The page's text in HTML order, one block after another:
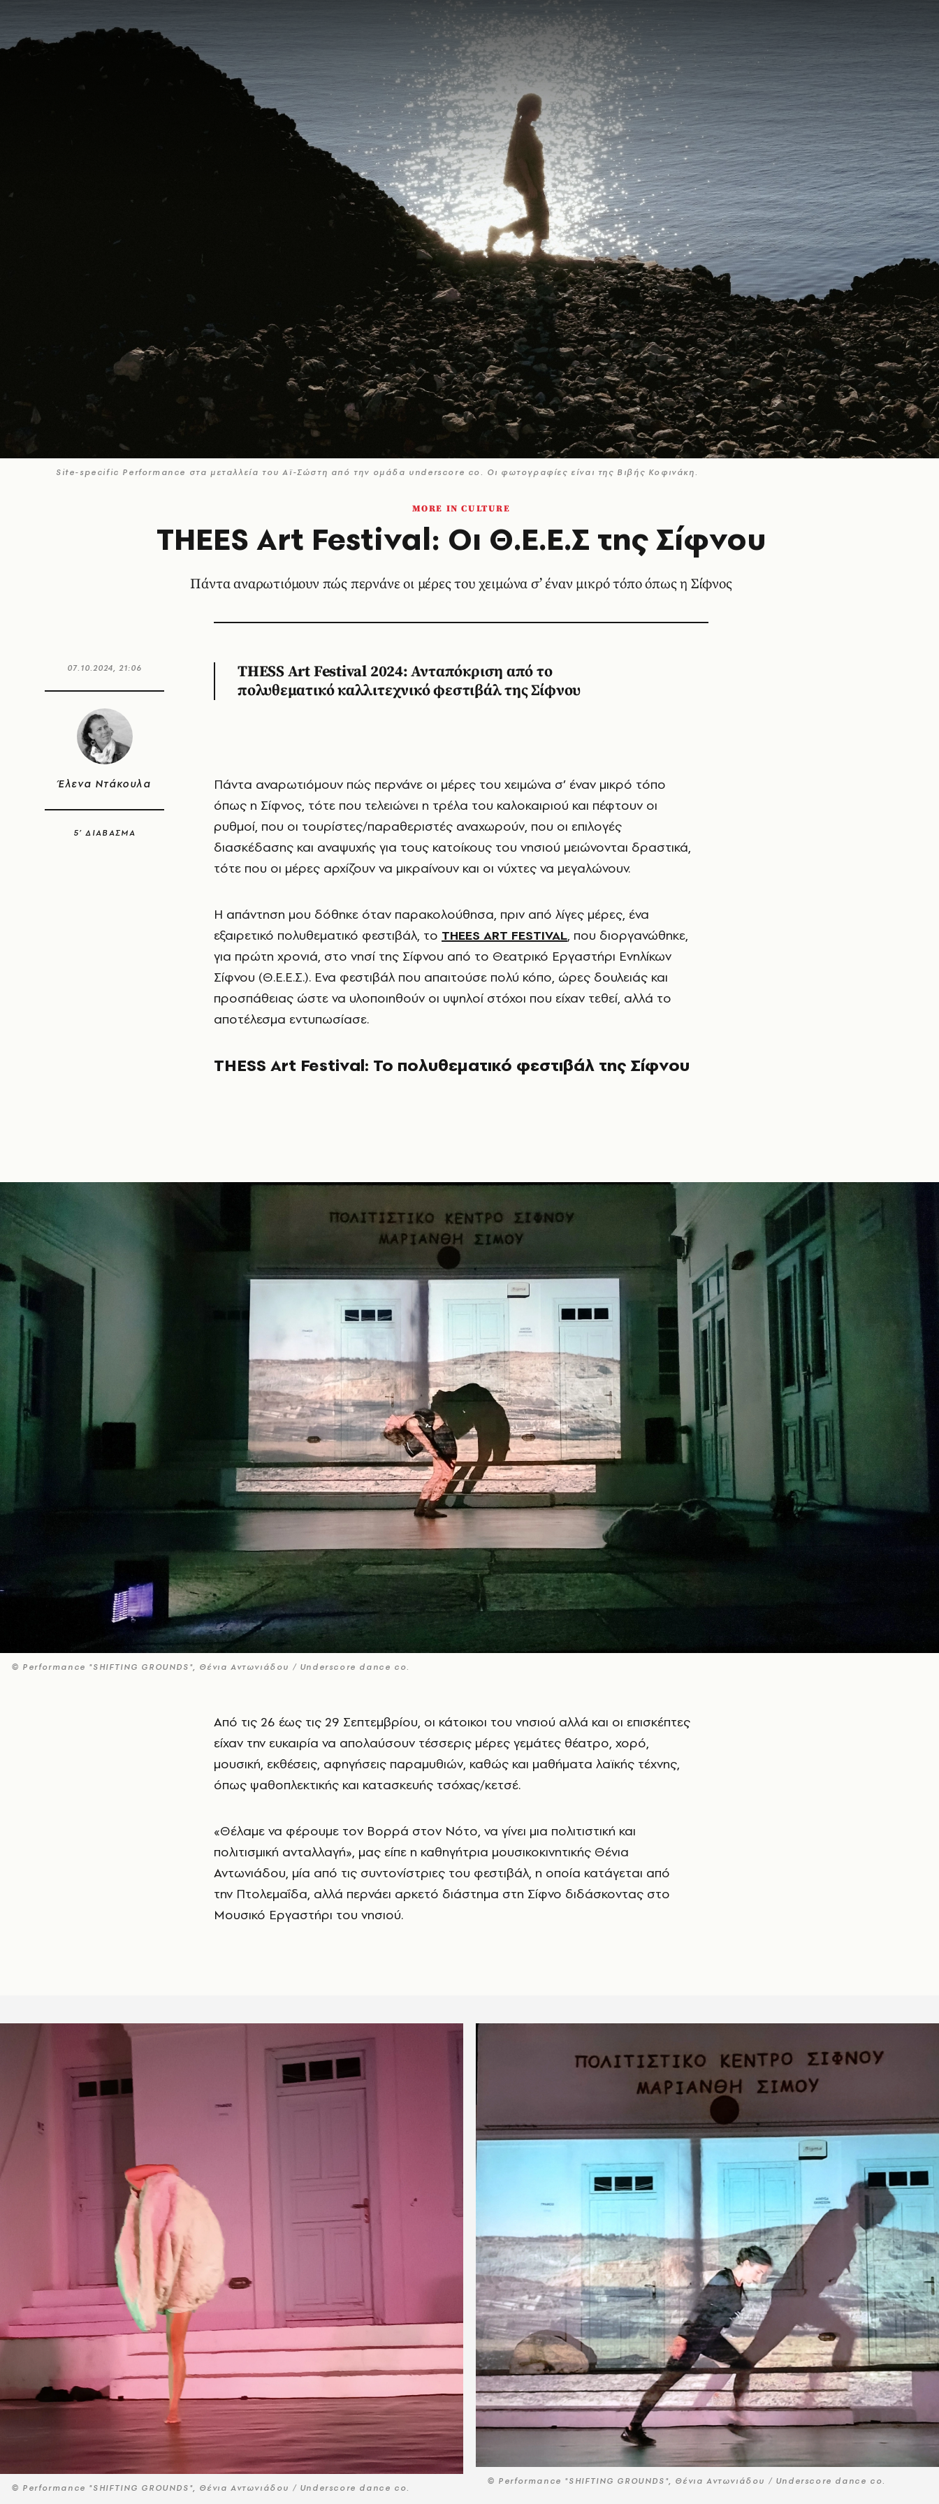
Site-specific Performance στα μεταλλεία του Αϊ-Σώστη από την ομάδα underscore co. Oι φωτογραφίες είναι της Βιβής Κοφινάκη.
MORE IN CULTURE
THEES Art Festival: Οι Θ.Ε.Ε.Σ της Σίφνου
Πάντα αναρωτιόμουν πώς περνάνε οι μέρες του χειμώνα σ’ έναν μικρό τόπο όπως η Σίφνος
07.10.2024, 21:06
Έλενα Ντάκουλα
5’ ΔΙΑΒΑΣΜΑ
THESS Art Festival 2024: Ανταπόκριση από το
πολυθεματικό καλλιτεχνικό φεστιβάλ της Σίφνου
Πάντα αναρωτιόμουν πώς περνάνε οι μέρες του χειμώνα σ’ έναν μικρό τόπο
όπως η Σίφνος, τότε που τελειώνει η τρέλα του καλοκαιριού και πέφτουν οι
ρυθμοί, που οι τουρίστες/παραθεριστές αναχωρούν, που οι επιλογές
διασκέδασης και αναψυχής για τους κατοίκους του νησιού μειώνονται δραστικά,
τότε που οι μέρες αρχίζουν να μικραίνουν και οι νύχτες να μεγαλώνουν.
Η απάντηση μου δόθηκε όταν παρακολούθησα, πριν από λίγες μέρες, ένα
εξαιρετικό πολυθεματικό φεστιβάλ, το THEΕS ART FESTIVAL, που διοργανώθηκε,
για πρώτη χρονιά, στο νησί της Σίφνου από το Θεατρικό Εργαστήρι Ενηλίκων
Σίφνου (Θ.Ε.Ε.Σ.). Ενα φεστιβάλ που απαιτούσε πολύ κόπο, ώρες δουλειάς και
προσπάθειας ώστε να υλοποιηθούν οι υψηλοί στόχοι που είχαν τεθεί, αλλά το
αποτέλεσμα εντυπωσίασε.
THESS Art Festival: Το πολυθεματικό φεστιβάλ της Σίφνου
© Performance "SHIFTING GROUNDS", Θένια Αντωνιάδου / Underscore dance co.
Από τις 26 έως τις 29 Σεπτεμβρίου, οι κάτοικοι του νησιού αλλά και οι επισκέπτες
είχαν την ευκαιρία να απολαύσουν τέσσερις μέρες γεμάτες θέατρο, χορό,
μουσική, εκθέσεις, αφηγήσεις παραμυθιών, καθώς και μαθήματα λαϊκής τέχνης,
όπως ψαθοπλεκτικής και κατασκευής τσόχας/κετσέ.
«Θέλαμε να φέρουμε τον Βορρά στον Νότο, να γίνει μια πολιτιστική και
πολιτισμική ανταλλαγή», μας είπε η καθηγήτρια μουσικοκινητικής Θένια
Αντωνιάδου, μία από τις συντονίστριες του φεστιβάλ, η οποία κατάγεται από
την Πτολεμαΐδα, αλλά περνάει αρκετό διάστημα στη Σίφνο διδάσκοντας στο
Μουσικό Εργαστήρι του νησιού.
© Performance "SHIFTING GROUNDS", Θένια Αντωνιάδου / Underscore dance co.
© Performance "SHIFTING GROUNDS", Θένια Αντωνιάδου / Underscore dance co.